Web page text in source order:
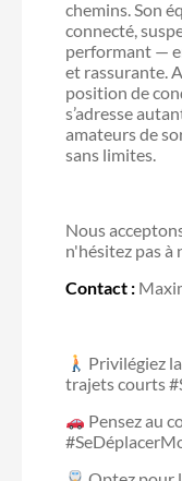
chemins. Son
connecté,
performant —
et rassurante.
position de
s’adresse
amateurs de
sans limites.
Nous
n'hésitez pas à
Contact :
Privilégiez
trajets courts
Pensez au